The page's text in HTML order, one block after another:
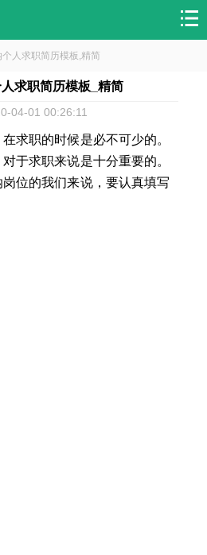
人求职简历模板,精简
求职简历模板_精简
04-01 00:26:11
职的时候是必不可少的。
于求职来说是十分重要的。
位的我们来说，要认真填写